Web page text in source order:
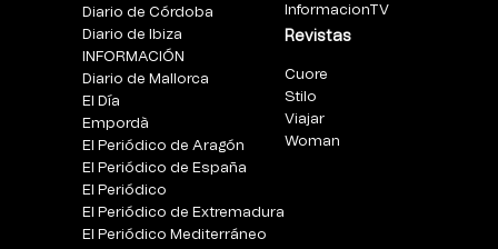
Diario de Córdoba
Diario de Ibiza
INFORMACIÓN
Diario de Mallorca
El Día
Empordà
El Periódico de Aragón
El Periódico de España
El Periódico
El Periódico de Extremadura
El Periódico Mediterráneo
InformacionTV
Revistas
Cuore
Stilo
Viajar
Woman